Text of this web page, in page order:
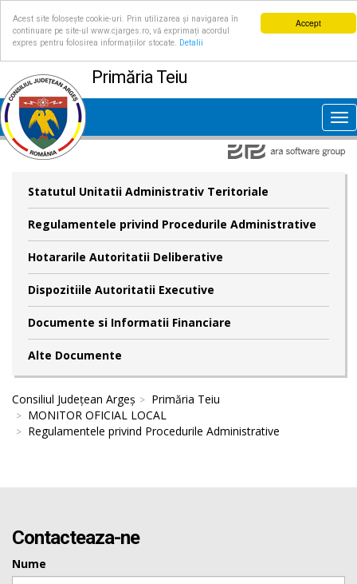
Accept
Acest site folosește cookie-uri. Prin utilizarea și navigarea în
continuare pe site-ul www.cjarges.ro, vă exprimați acordul
expres pentru folosirea informațiilor stocate.
Detalii
Primăria Teiu
Statutul Unitatii Administrativ Teritoriale
Regulamentele privind Procedurile Administrative
Hotararile Autoritatii Deliberative
Dispozitiile Autoritatii Executive
Documente si Informatii Financiare
Alte Documente
Consiliul Județean Argeș
Primăria Teiu
MONITOR OFICIAL LOCAL
Regulamentele privind Procedurile Administrative
Contacteaza-ne
Nume